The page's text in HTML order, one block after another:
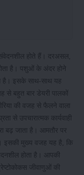
संवेदनशील होते हैं। दरअसल,
है। पशुओं के अंदर होने
है। इसके साथ-साथ यह
से बहुत बार डेयरी पालकों
की वजह से फैलने वाला
से उपचारात्मक कार्यवाही
बढ़ जाता है। आमतौर पर
इसकी मुख्य वजह यह है, कि
होता है। आपकी
जीवाणुओं की